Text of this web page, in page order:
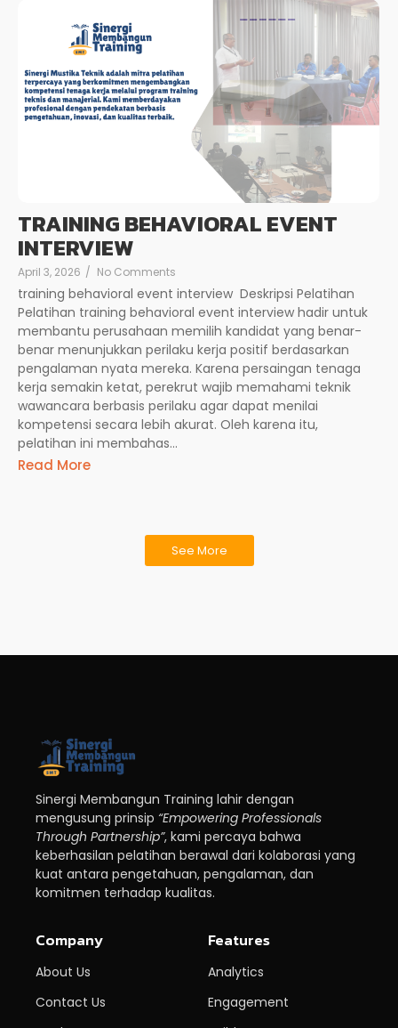
TRAINING BEHAVIORAL EVENT
INTERVIEW
April 3, 2026 / No Comments
training behavioral event interview Deskripsi Pelatihan
Pelatihan training behavioral event interview hadir untuk
membantu perusahaan memilih kandidat yang benar-
benar menunjukkan perilaku kerja positif berdasarkan
pengalaman nyata mereka. Karena persaingan tenaga
kerja semakin ketat, perekrut wajib memahami teknik
wawancara berbasis perilaku agar dapat menilai
kompetensi secara lebih akurat. Oleh karena itu,
pelatihan ini membahas...
Read More
See More
Sinergi Membangun Training lahir dengan
mengusung prinsip “Empowering Professionals
Through Partnership”, kami percaya bahwa
keberhasilan pelatihan berawal dari kolaborasi yang
kuat antara pengetahuan, pengalaman, dan
komitmen terhadap kualitas.
Company
About Us
Contact Us
Features
Analytics
Engagement